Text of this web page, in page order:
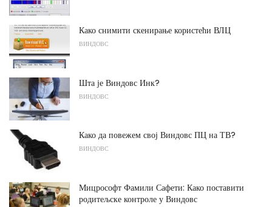
Како снимити скенирање користећи ВЛЦ
ВИНДОВС
Шта је Виндовс Инк?
ВИНДОВС
Како да повежем свој Виндовс ПЦ на ТВ?
ВИНДОВС
Мицрософт Фамили Сафети: Како поставити
родитељске контроле у ​​Виндовс